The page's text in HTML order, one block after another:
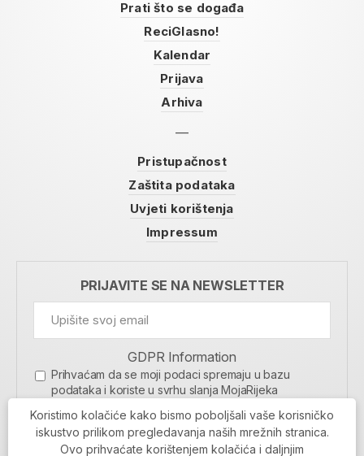
Prati što se događa
ReciGlasno!
Kalendar
Prijava
Arhiva
Pristupačnost
Zaštita podataka
Uvjeti korištenja
Impressum
PRIJAVITE SE NA NEWSLETTER
GDPR Information
Prihvaćam da se moji podaci spremaju u bazu
podataka i koriste u svrhu slanja MojaRijeka
MOJARIJEKA NEWSLETTER
PRIJAVI SE
Koristimo kolačiće kako bismo poboljšali vaše korisničko
iskustvo prilikom pregledavanja naših mrežnih stranica.
Ovo prihvaćate korištenjem kolačića i daljnjim